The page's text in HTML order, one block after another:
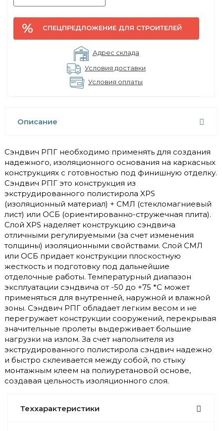
СПЕЦПРЕДЛОЖЕНИЕ ДЛЯ СТРОИТЕЛЕЙ
Адрес склада
Условия доставки
Условия оплаты
Описание
Сэндвич РПГ необходимо применять для создания
надежного, изоляционного основания на каркасных
конструкциях с готовностью под финишную отделку.
Сэндвич РПГ это конструкция из
экструдированного полистирола XPS
(изоляционный материал) + СМЛ (стекломагниевый
лист) или ОСБ (ориентированно-стружечная плита).
Слой XPS наделяет конструкцию сэндвича
отличными регулируемыми (за счет изменения
толщины) изоляционными свойствами. Слой СМЛ
или ОСБ придает конструкции плоскостную
жесткость и подготовку под дальнейшие
отделочные работы. Температурный диапазон
эксплуатации сэндвича от -50 до +75 *С может
применяться для внутренней, наружной и влажной
зоны. Сэндвич РПГ обладает легким весом и не
перегружает конструкции сооружений, перекрывая
значительные пролеты выдерживает большие
нагрузки на излом. За счет наполнителя из
экструдированного полистирола сэндвич надежно
и быстро склеивается между собой, по стыку
монтажным клеем на полиуретановой основе,
создавая цельность изоляционного слоя.
Теххарактеристики